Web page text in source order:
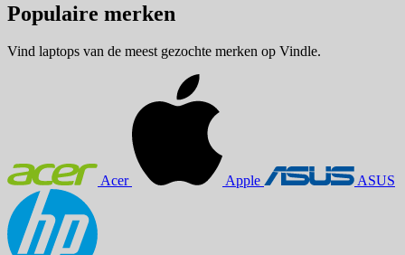
Populaire merken
Vind laptops van de meest gezochte merken op Vindle.
Acer Apple ASUS